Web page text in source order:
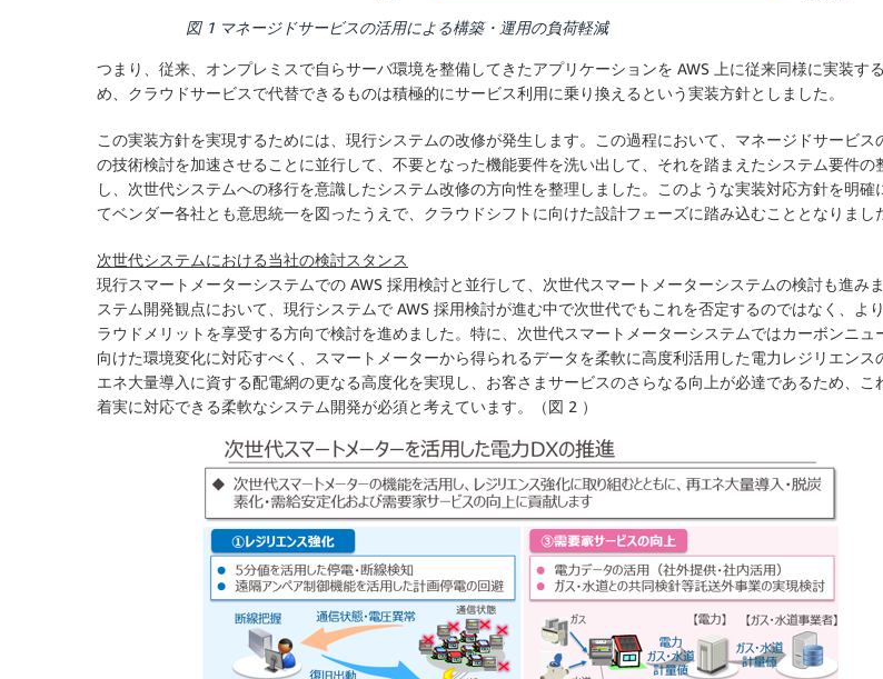
図 1 マネージドサービスの活用による構築・運用の負荷軽減
つまり、従来、オンプレミスで自らサーバ環境を整備してきたアプリケーションを AWS 上に従来同様に実装す
め、クラウドサービスで代替できるものは積極的にサービス利用に乗り換えるという実装方針としました。
この実装方針を実現するためには、現行システムの改修が発生します。この過程において、マネージドサービス
の技術検討を加速させることに並行して、不要となった機能要件を洗い出して、それを踏まえたシステム要件の
し、次世代システムへの移行を意識したシステム改修の方向性を整理しました。このような実装対応方針を明確
てベンダー各社とも意思統一を図ったうえで、クラウドシフトに向けた設計フェーズに踏み込むこととなりまし
次世代システムにおける当社の検討スタンス
現行スマートメーターシステムでの AWS 採用検討と並行して、次世代スマートメーターシステムの検討も進み
ステム開発観点において、現行システムで AWS 採用検討が進む中で次世代でもこれを否定するのではなく、よ
ラウドメリットを享受する方向で検討を進めました。特に、次世代スマートメーターシステムではカーボンニュ
向けた環境変化に対応すべく、スマートメーターから得られるデータを柔軟に高度利活用した電力レジリエンス
エネ大量導入に資する配電網の更なる高度化を実現し、お客さまサービスのさらなる向上が必達であるため、こ
着実に対応できる柔軟なシステム開発が必須と考えています。（図 2 ）